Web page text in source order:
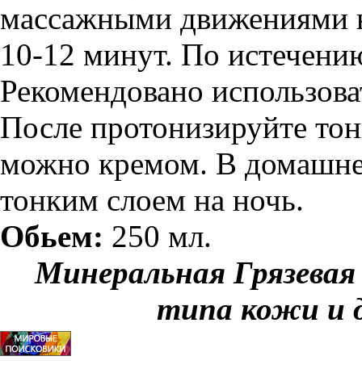
массажными движениями
10-12 минут. По
Рекомендовано
После протонизируйте
можно кремом. В
тонким слоем на ночь.
Обьем: 250 мл.
Минеральная
типа кожи и